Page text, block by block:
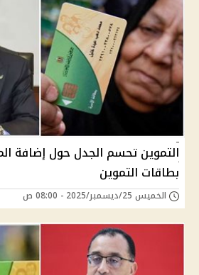
التموين تحسم الجدل حول إضافة
بطاقات التموين
الخميس 25/ديسمبر/2025 - 08:00 ص